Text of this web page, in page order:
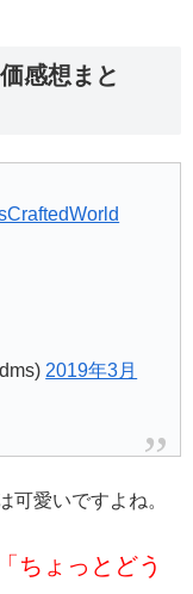
感想まと
2019年3月
可愛いですよね。
「ちょっとどう